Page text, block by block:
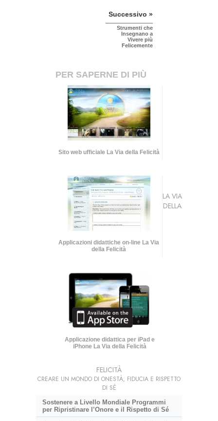
Successivo »
Strumenti che
Insegnano a
Vivere più
Felicemente
PER SAPERNE DI PIÙ
Sito web ufficiale La Via della Felicità
Applicazioni didattiche on-line La Via
della Felicità
Applicazione didattica per iPad e
iPhone La Via della Felicità
LA VIA
DELLA
FELICITÀ
CREARE UN MONDO DI ONESTÀ, FIDUCIA E RISPETTO
DI SÉ
Sostenere a Livello Mondiale Programmi
per Ripristinare l’Onore e il Rispetto di Sé